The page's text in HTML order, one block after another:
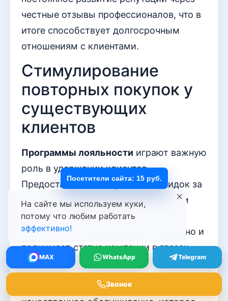
честные отзывы профессионалов, что в
итоге способствует долгосрочным
отношениям с клиентами.
Стимулирование
повторных покупок у
существующих
клиентов
Программы лояльности играют важную
роль в удержании клиентов.
Предоставление бонусов или скидок за
каждую покупку побуждает к новым
взаимоотношениям. Это не только
усиливает привязанность к бренду, но и
поднимает статус компании в глазах
клиента.
обеспечивать
На сайте мы используем куки,
потому что любим работать
эффективно!
MAX WhatsApp Telegram
Звонок
Посетители сайта: 15 руб.